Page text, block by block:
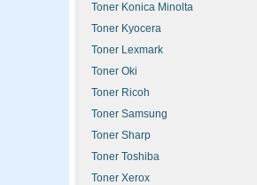
Toner Konica Minolta
Toner Kyocera
Toner Lexmark
Toner Oki
Toner Ricoh
Toner Samsung
Toner Sharp
Toner Toshiba
Toner Xerox